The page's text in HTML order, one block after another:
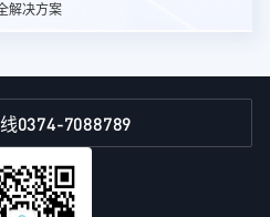
解决方案
0374-7088789